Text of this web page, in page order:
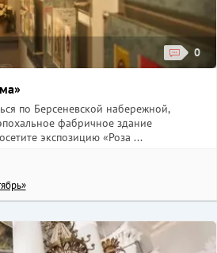
0
по Берсеневской набережной,
фабричное здание
экспозицию «Роза ...